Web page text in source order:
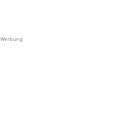
Werbung